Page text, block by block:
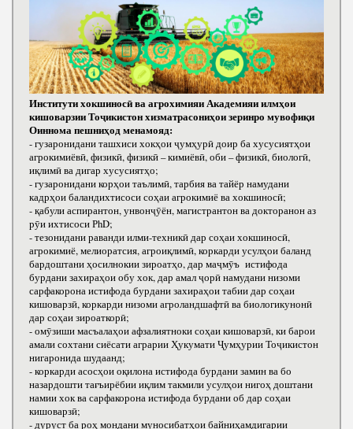
Институти хокшиносӣ ва агрохимияи Академияи илмҳои
кишоварзии Тоҷикистон хизматрасониҳои зеринро мувофиқи
Оиннома пешниҳод менамояд:
- гузаронидани ташхиси хокҳои ҷумҳурӣ доир ба хусусиятҳои
агрокимиёвӣ, физикӣ, физикӣ – кимиёвӣ, оби – физикӣ, биологӣ,
иқлимӣ ва дигар хусусиятҳо;
- гузаронидани корҳои таълимӣ, тарбия ва тайёр намудани
кадрҳои баландихтисоси соҳаи агрокимиё ва хокшиносӣ;
- қабули аспирантон, унвонҷӯён, магистрантон ва докторанон аз
рӯи ихтисоси РhD;
- тезонидани раванди илми-техникӣ дар соҳаи хокшиносӣ,
агрокимиё, мелиоратсия, агроиқлимӣ, коркарди усулҳои баланд
бардоштани ҳосилнокии зироатҳо, дар маҷмӯъ истифода
бурдани захираҳои обу хок, дар амал ҷорӣ намудани низоми
сарфакорона истифода бурдани захираҳои табии дар соҳаи
кишоварзӣ, коркарди низоми агроландшафтӣ ва биологикунонӣ
дар соҳаи зироаткорӣ;
- омӯзиши масъалаҳои афзалиятноки соҳаи кишоварзӣ, ки барои
амали сохтани сиёсати аграрии Ҳукумати Ҷумҳурии Тоҷикистон
нигаронида шудаанд;
- коркарди асосҳои оқилона истифода бурдани замин ва бо
назардошти тағъирёбии иқлим такмили усулҳои нигоҳ доштани
намии хок ва сарфакорона истифода бурдани об дар соҳаи
кишоварзӣ;
- дуруст ба роҳ мондани муносибатҳои байниҳамдигарии